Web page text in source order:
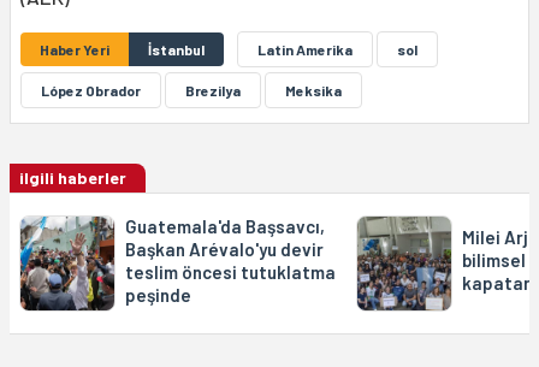
Haber Yeri İstanbul Latin Amerika sol
López Obrador Brezilya Meksika
ilgili haberler
Guatemala'da Başsavcı,
Başkan Arévalo'yu devir
teslim öncesi tutuklatma
peşinde
Milei
bilimsel